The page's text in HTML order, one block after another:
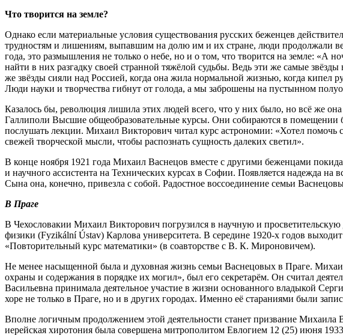
Что творится на земле?
Однако если материальные условия существования русских беженцев
трудностям и лишениям, выпавшим на долю им и их стране, люди продолжали
года, это размышления не только о небе, но и о том, что творится на земле: «А
найти в них разгадку своей странной тяжёлой судьбы. Ведь эти же самые
же звёзды сияли над Россией, когда она жила нормальной жизнью, когда кипел
Люди науки и творчества гибнут от голода, а мы заброшены на пустынном
Казалось бы, революция лишила этих людей всего, что у них было, но всё же
Галлиполи Высшие общеобразовательные курсы. Они собираются в помещении
послушать лекции. Михаил Викторович читал курс астрономии: «Хотел помочь
свежей творческой мысли, чтобы распознать сущность далеких светил».
В конце ноября 1921 года Михаил Васнецов вместе с другими беженцами
и научного ассистента на Технических курсах в Софии. Появляется надежда
Сына она, конечно, привезла с собой. Радостное воссоединение семьи
В Праге
В Чехословакии Михаил Викторович погрузился в научную и
физики (Fyzikální Ústav) Карлова университета. В середине 1920-х годов
«Повторительный курс математики» (в соавторстве с В. К. Мироновичем).
Не менее насыщенной была и духовная жизнь семьи Васнецовых в Праге.
охраны и содержания в порядке их могил», был его секретарём. Он считал
Васильевна принимала деятельное участие в жизни основанного владыкой
хоре не только в Праге, но и в других городах. Именно её стараниями были
Вполне логичным продолжением этой деятельности станет призвание
иерейская хиротония была совершена митрополитом Евлогием 12 (25) июня